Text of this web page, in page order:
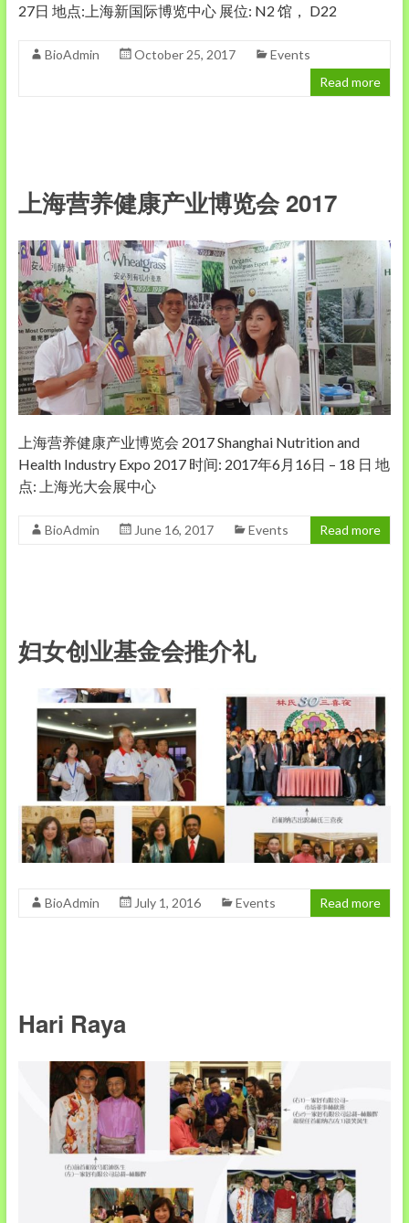
27日 地点:上海新国际博览中心 展位: N2 馆， D22
BioAdmin October 25, 2017
Events
Read more
上海营养健康产业博览会 2017
上海营养健康产业博览会 2017 Shanghai Nutrition and
Health Industry Expo 2017 时间: 2017年6月16日 – 18 日 地
点: 上海光大会展中心
BioAdmin June 16, 2017 Events Read more
妇女创业基金会推介礼
BioAdmin July 1, 2016 Events Read more
Hari Raya